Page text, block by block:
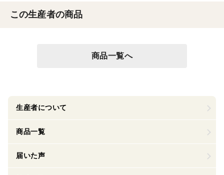
この生産者の商品
商品一覧へ
生産者について
商品一覧
届いた声